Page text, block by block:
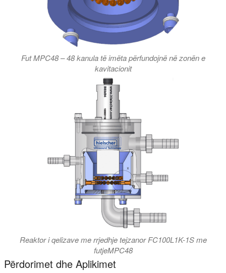
Fut MPC48 – 48 kanula të imëta përfundojnë në zonën e
kavitacionit
Reaktor i qelizave me rrjedhje tejzanor FC100L1K-1S me
futjeMPC48
Përdorimet dhe Aplikimet